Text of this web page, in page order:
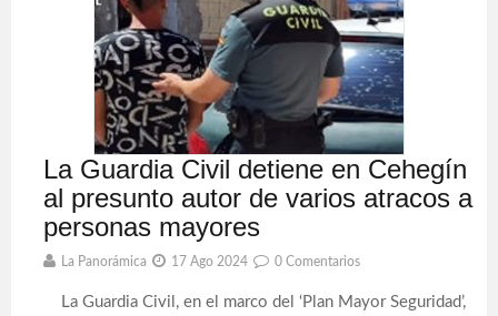
La Guardia Civil detiene en Cehegín
al presunto autor de varios atracos a
personas mayores
La Panorámica 17 Ago 2024 0 Comentarios
La Guardia Civil, en el marco del ‘Plan Mayor Seguridad’,